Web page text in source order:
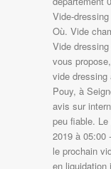
Vide-
Où. Vide
Vide dressing
vous
vide dressing
Pouy, à
avis sur
peu fiable.
2019 à 05:00
le prochain
en liquidation